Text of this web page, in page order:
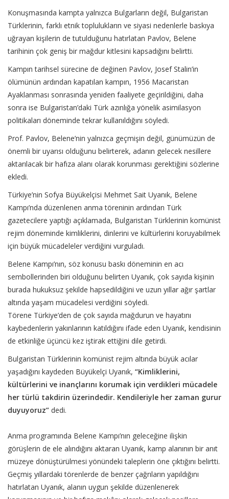
Konuşmasında kampta yalnızca Bulgarların değil, Bulgaristan
Türklerinin, farklı etnik toplulukların ve siyasi nedenlerle baskıya
uğrayan kişilerin de tutulduğunu hatırlatan Pavlov, Belene
tarihinin çok geniş bir mağdur kitlesini kapsadığını belirtti.
Kampın tarihsel sürecine de değinen Pavlov, Josef Stalin’in
ölümünün ardından kapatılan kampın, 1956 Macaristan
Ayaklanması sonrasında yeniden faaliyete geçirildiğini, daha
sonra ise Bulgaristan’daki Türk azınlığa yönelik asimilasyon
politikaları döneminde tekrar kullanıldığını söyledi.
Prof. Pavlov, Belene’nin yalnızca geçmişin değil, günümüzün de
önemli bir uyarısı olduğunu belirterek, adanın gelecek nesillere
aktarılacak bir hafıza alanı olarak korunması gerektiğini sözlerine
ekledi.
Türkiye’nin Sofya Büyükelçisi Mehmet Sait Uyanık, Belene
Kampı’nda düzenlenen anma töreninin ardından Türk
gazetecilere yaptığı açıklamada, Bulgaristan Türklerinin komünist
rejim döneminde kimliklerini, dinlerini ve kültürlerini koruyabilmek
için büyük mücadeleler verdiğini vurguladı.
Belene Kampı’nın, söz konusu baskı döneminin en acı
sembollerinden biri olduğunu belirten Uyanık, çok sayıda kişinin
burada hukuksuz şekilde hapsedildiğini ve uzun yıllar ağır şartlar
altında yaşam mücadelesi verdiğini söyledi.
Törene Türkiye’den de çok sayıda mağdurun ve hayatını
kaybedenlerin yakınlarının katıldığını ifade eden Uyanık, kendisinin
de etkinliğe üçüncü kez iştirak ettiğini dile getirdi.
Bulgaristan Türklerinin komünist rejim altında büyük acılar
yaşadığını kaydeden Büyükelçi Uyanık, “Kimliklerini,
kültürlerini ve inançlarını korumak için verdikleri mücadele
her türlü takdirin üzerindedir. Kendileriyle her zaman gurur
duyuyoruz” dedi.
Anma programında Belene Kampı’nın geleceğine ilişkin
görüşlerin de ele alındığını aktaran Uyanık, kamp alanının bir anıt
müzeye dönüştürülmesi yönündeki taleplerin öne çıktığını belirtti.
Geçmiş yıllardaki törenlerde de benzer çağrıların yapıldığını
hatırlatan Uyanık, alanın uygun şekilde düzenlenerek